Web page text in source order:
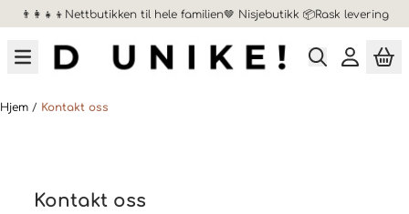
Hopp til innhold
👨‍👩‍👧‍👦Nettbutikken til hele familien🤎 Nisjebutikk 📦Rask levering
Hjem / Kontakt oss
Kontakt oss